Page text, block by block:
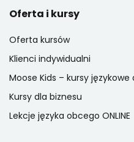
Oferta i kursy
Oferta kursów
Klienci indywidualni
Moose Kids – kursy
Kursy dla biznesu
Lekcje języka obcego ONLINE